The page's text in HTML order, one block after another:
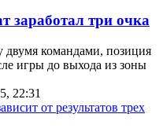
заработал три очка
командами, позиция
игры до выхода из зоны
22:31